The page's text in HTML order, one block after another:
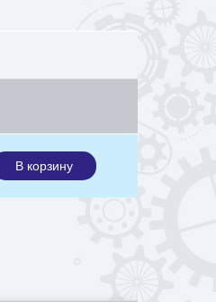
В корзину